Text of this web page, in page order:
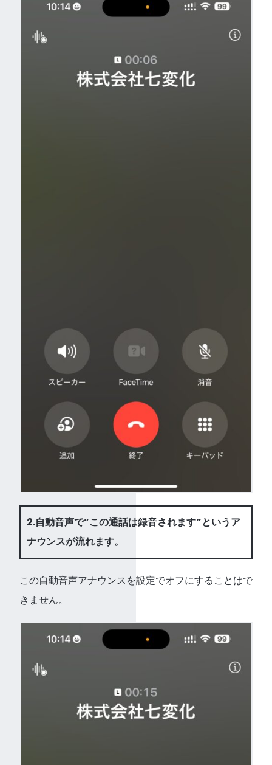
2.自動音声で”この通話は録音されます”というア
ナウンスが流れます。
この自動音声アナウンスを設定でオフにすることはで
きません。